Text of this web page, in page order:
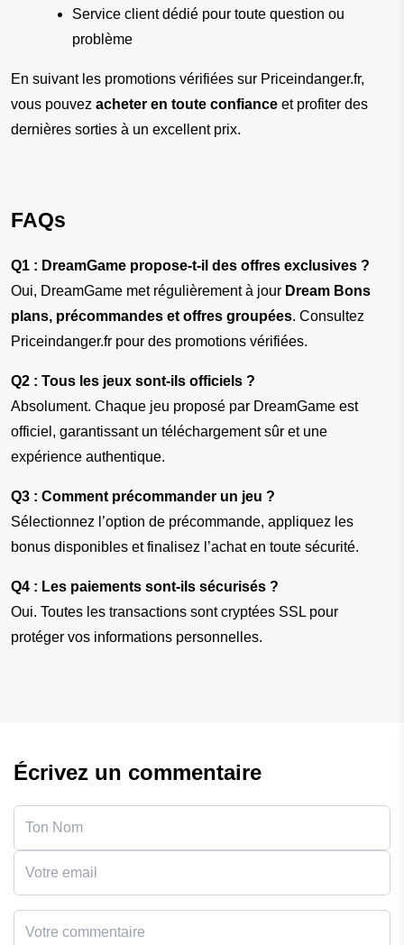
Service client dédié pour toute question ou
problème
En suivant les promotions vérifiées sur Priceindanger.fr,
vous pouvez acheter en toute confiance et profiter des
dernières sorties à un excellent prix.
FAQs
Q1 : DreamGame propose-t-il des offres exclusives ?
Oui, DreamGame met régulièrement à jour Dream Bons
plans, précommandes et offres groupées. Consultez
Priceindanger.fr pour des promotions vérifiées.
Q2 : Tous les jeux sont-ils officiels ?
Absolument. Chaque jeu proposé par DreamGame est
officiel, garantissant un téléchargement sûr et une
expérience authentique.
Q3 : Comment précommander un jeu ?
Sélectionnez l’option de précommande, appliquez les
bonus disponibles et finalisez l’achat en toute sécurité.
Q4 : Les paiements sont-ils sécurisés ?
Oui. Toutes les transactions sont cryptées SSL pour
protéger vos informations personnelles.
Écrivez un commentaire